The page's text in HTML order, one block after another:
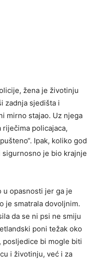
žena je životinju
zadnja sjedišta i
mirno stajao. Uz njega
riječima policajaca,
Ipak, koliko god
je bio krajnje
u opasnosti jer ga je
je smatrala dovoljnim.
da se ni psi ne smiju
poni težak oko
posljedice bi mogle biti
i životinju, već i za